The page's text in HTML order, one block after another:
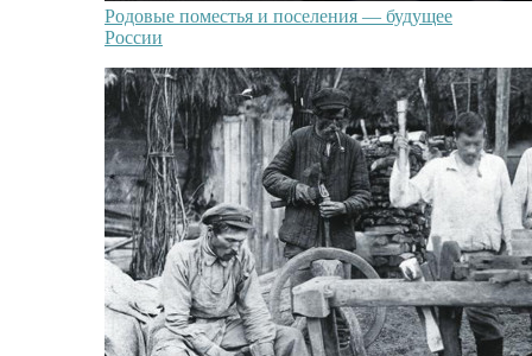
Родовые поместья и поселения — будущее
России